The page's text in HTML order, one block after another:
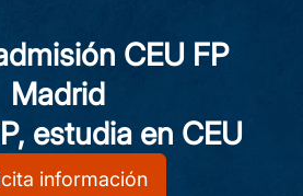
CEU FP
Madrid
estudia en CEU
información